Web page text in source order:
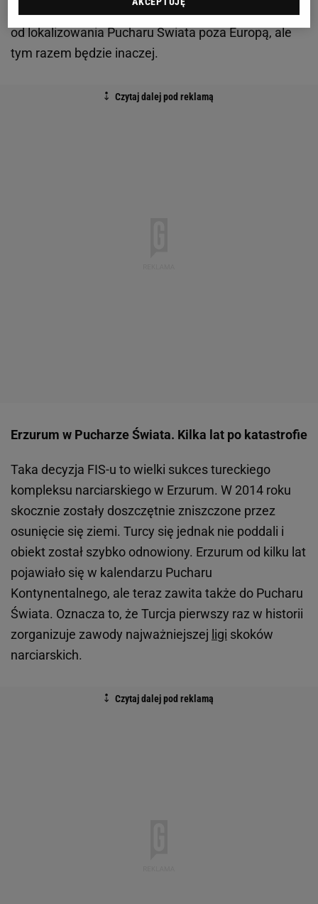
pojawiają się tysiące kibiców). Do tej pory FIS stronił
od lokalizowania Pucharu Świata poza Europą, ale
tym razem będzie inaczej.
Erzurum w Pucharze Świata. Kilka lat po katastrofie
Taka decyzja FIS-u to wielki sukces tureckiego
kompleksu narciarskiego w Erzurum. W 2014 roku
skocznie zostały doszczętnie zniszczone przez
osunięcie się ziemi. Turcy się jednak nie poddali i
obiekt został szybko odnowiony. Erzurum od kilku lat
pojawiało się w kalendarzu Pucharu
Kontynentalnego, ale teraz zawita także do Pucharu
Świata. Oznacza to, że Turcja pierwszy raz w historii
zorganizuje zawody najważniejszej ligi skoków
narciarskich.